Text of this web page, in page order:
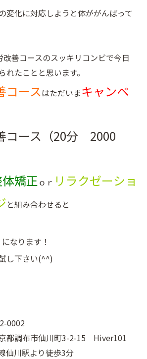
変化に対応しようと体ががんばって
善コースのスッキリコンビで今日
れたことと思います。
コースはただいまキャンペ
コース（20分 2000
矯正ｏｒ リラクゼーショ
と組み合わせると
になります！
し下さい(^^)
仙川町3-2-15 Hiver101
川駅より徒歩3分